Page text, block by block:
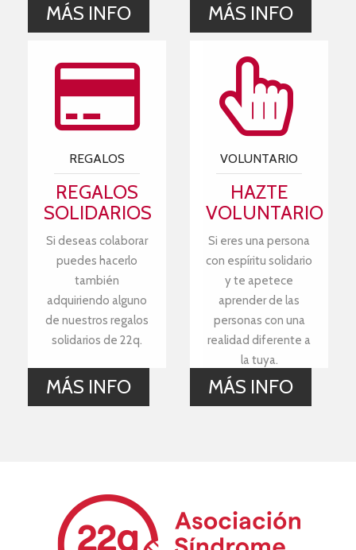
MÁS INFO MÁS INFO
REGALOS
REGALOS
SOLIDARIOS
Si deseas colaborar
puedes hacerlo
también
adquiriendo alguno
de nuestros regalos
solidarios de 22q.
MÁS INFO
VOLUNTARIO
HAZTE
VOLUNTARIO
Si eres una persona
con espíritu solidario
y te apetece
aprender de las
personas con una
realidad diferente a
la tuya.
MÁS INFO